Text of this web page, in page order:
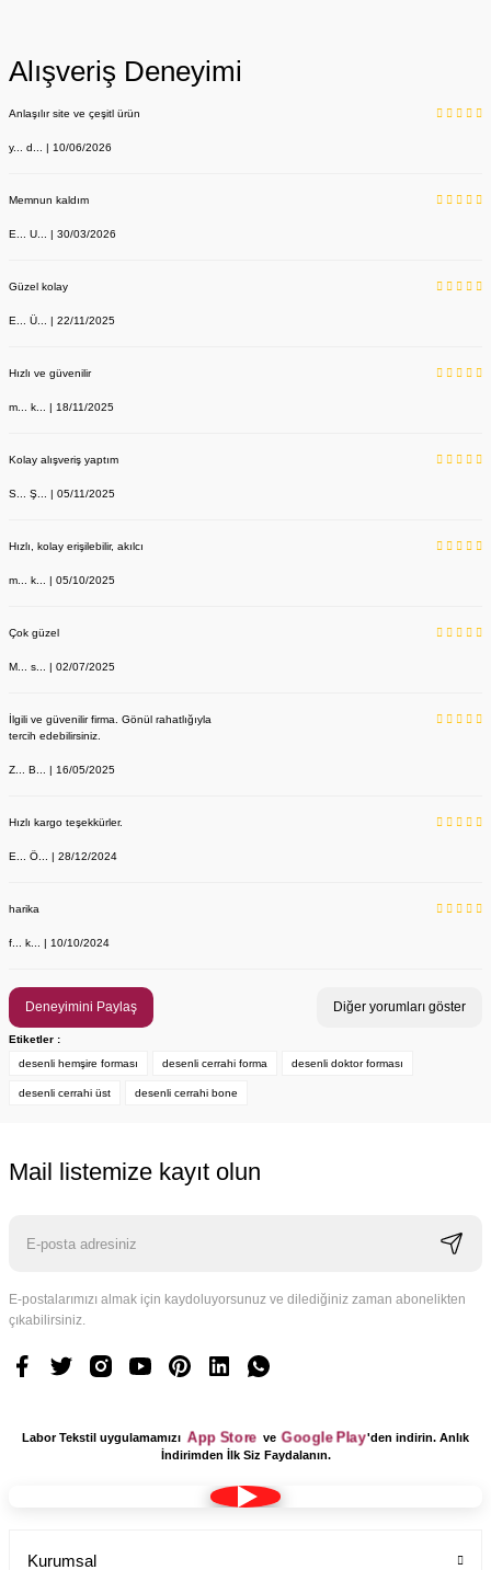
YENİ ÜRÜN
Labor Medikal Tekstil
199,00 TL
Pantolon Alpaka Boru paça
Alışveriş Deneyimi
Anlaşılır site ve çeşitl ürün
y... d... | 10/06/2026
Memnun kaldım
E... U... | 30/03/2026
Güzel kolay
E... Ü... | 22/11/2025
Hızlı ve güvenilir
m... k... | 18/11/2025
Kolay alışveriş yaptım
S... Ş... | 05/11/2025
Hızlı, kolay erişilebilir, akılcı
m... k... | 05/10/2025
Çok güzel
M... s... | 02/07/2025
İlgili ve güvenilir firma. Gönül rahatlığıyla
tercih edebilirsiniz.
Z... B... | 16/05/2025
Hızlı kargo teşekkürler.
E... Ö... | 28/12/2024
harika
f... k... | 10/10/2024
Deneyimini Paylaş Diğer yorumları göster
Etiketler :
desenli hemşire forması
desenli cerrahi forma desenli doktor forması
desenli cerrahi üst desenli cerrahi bone
Mail listemize kayıt olun
E-postalarımızı almak için kaydoluyorsunuz ve dilediğiniz zaman abonelikten
çıkabilirsiniz.
Labor Tekstil uygulamamızı App Store ve Google Play 'den indirin. Anlık
İndirimden İlk Siz Faydalanın.
Kurumsal